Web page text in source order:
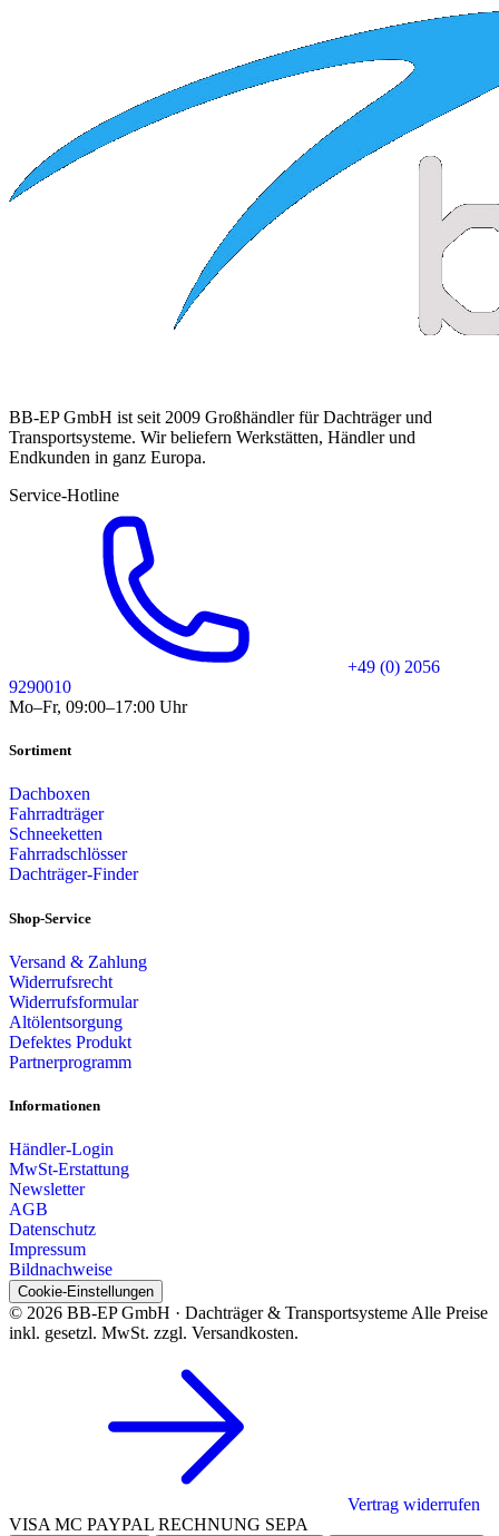
BB-EP GmbH ist seit 2009 Großhändler für Dachträger und
Transportsysteme. Wir beliefern Werkstätten, Händler und
Endkunden in ganz Europa.
Service-Hotline
+49 (0) 2056
9290010
Mo–Fr, 09:00–17:00 Uhr
Sortiment
Dachboxen
Fahrradträger
Schneeketten
Fahrradschlösser
Dachträger-Finder
Shop-Service
Versand & Zahlung
Widerrufsrecht
Widerrufsformular
Altölentsorgung
Defektes Produkt
Partnerprogramm
Informationen
Händler-Login
MwSt-Erstattung
Newsletter
AGB
Datenschutz
Impressum
Bildnachweise
Cookie-Einstellungen
© 2026 BB-EP GmbH · Dachträger & Transportsysteme Alle Preise
inkl. gesetzl. MwSt. zzgl. Versandkosten.
Vertrag widerrufen
VISA MC PAYPAL RECHNUNG SEPA